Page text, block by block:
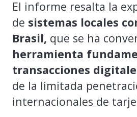
El informe resalta la
de sistemas locales
Brasil, que se ha
herramienta
transacciones
de la limitada
internacionales de